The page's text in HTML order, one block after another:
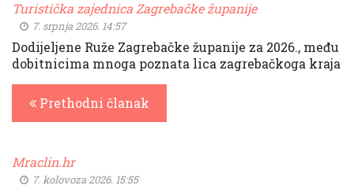
Turistička zajednica Zagrebačke županije
7. srpnja 2026. 14:57
Dodijeljene Ruže Zagrebačke županije za 2026., među
dobitnicima mnoga poznata lica zagrebačkoga kraja
Prethodni članak
Mraclin.hr
7. kolovoza 2026. 15:55